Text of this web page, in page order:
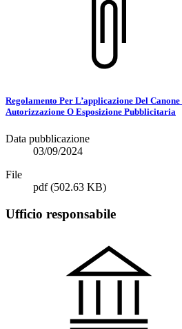
Regolamento Per L’applicazione Del
Autorizzazione O Esposizione Pubblicitaria
Data pubblicazione
03/09/2024
File
pdf(502.63 KB)
Ufficio responsabile